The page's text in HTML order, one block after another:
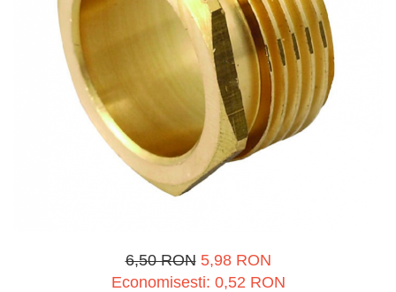
Sanatatea ugerului
Veterinare
Tamburi fir
Mulgere
Sisteme fotovoltaice
Ventilatie
Spray-uri tehnice, vaseline
Tractare / Carlige auto
6,50 RON 5,98 RON
Economisesti: 0,52 RON